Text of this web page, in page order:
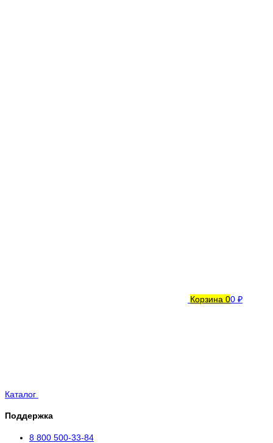
Корзина 00 ₽
Каталог
Поддержка
8 800 500-33-84